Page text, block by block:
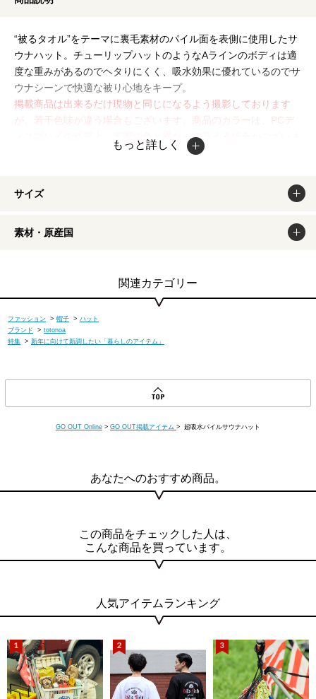
“被るタオル”をテーマに裏毛素材のパイル面を表側に使用したサ
ウナハット。チューリップハットのようなAラインのボディは適
度な重みがあるのでヘタりにくく、吸水効果に優れているのでサ
ウナシーンで快適な被り心地をキープ。
掲載商品は出来るだけ現物と同じになるよう撮影しております
が、若干色味が違う場合もございます。商品のカラーは、PCデ
ィスプレイの性質上、実際の色と異なって見える場合がございま
すので予めご了承ください。
もっと詳しく
サイズ
素材・原産国
関連カテゴリー
ファッション > 帽子 > ハット
ブランド
> totonoa
特集 > 新年に向けて新調したい「暮らしのアイテム」
GO OUT Online > GO OUT掲載アイテム > 超吸水パイルサウナハット
あなたへのおすすめ商品。
この商品をチェックした人は、
こんな商品を買っています。
人気アイテムランキング